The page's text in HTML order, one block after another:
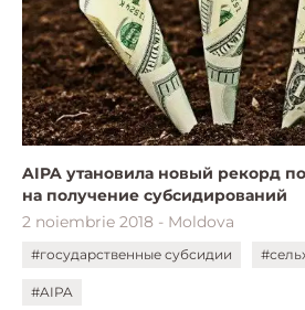
AIPA утановила новый рекорд
на получение субсидирований
2 noiembrie 2018 - Moldova
#государственные субсидии
#AIPA